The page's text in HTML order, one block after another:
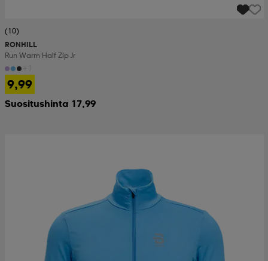
(10)
RONHILL
Run Warm Half Zip Jr
9,99
Suositushinta 17,99